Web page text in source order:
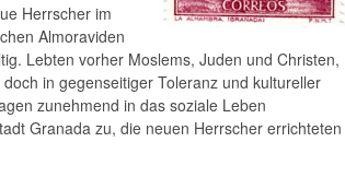
Herrscher im
Almoraviden
Lebten vorher Moslems, Juden und Christen,
in gegenseitiger Toleranz und kultureller
zunehmend in das soziale Leben
Granada zu, die neuen Herrscher errichteten